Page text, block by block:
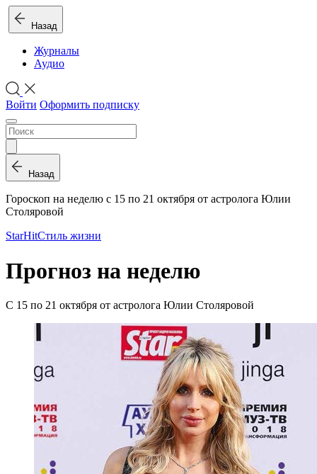
Назад
Журналы
Аудио
Войти Оформить подписку
Назад
Гороскоп на неделю с 15 по 21 октября от астролога Юлии
Столяровой
StarHitСтиль жизни
Прогноз на неделю
С 15 по 21 октября от астролога Юлии Столяровой